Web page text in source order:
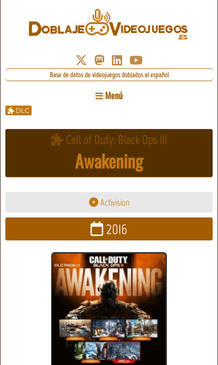
Base de datos de videojuegos doblados al español
Menú
DLC
Call of Duty: Black Ops III
Awakening
Activision
2016